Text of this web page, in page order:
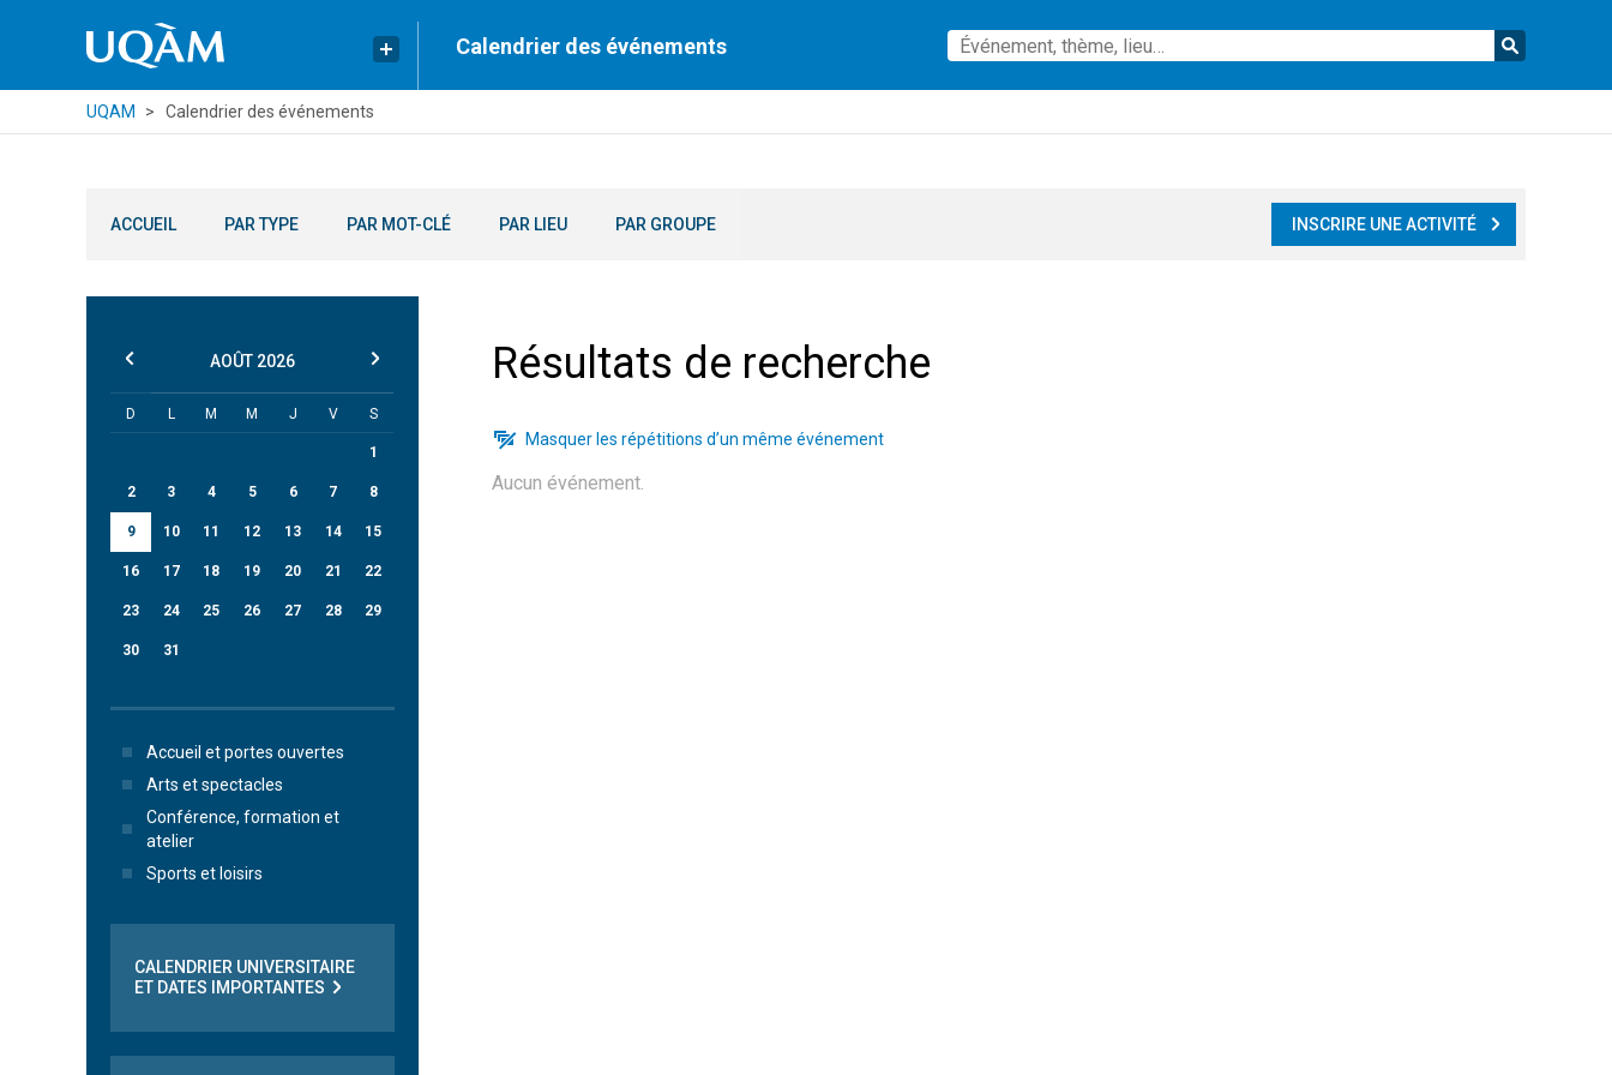
Calendrier des événements
UQAM Calendrier des événements
ACCUEIL PAR TYPE PAR MOT-CLÉ PAR LIEU PAR GROUPE INSCRIRE UNE ACTIVITÉ
Résultats de recherche
Masquer les répétitions d’un même événement
Aucun événement.
AOÛT 2026
D L M M J V S
1
2 3 4 5 6 7 8
9 10 11 12 13 14 15
16 17 18 19 20 21 22
23 24 25 26 27 28 29
30 31
Accueil et portes ouvertes
Arts et spectacles
Conférence, formation et
atelier
Sports et loisirs
CALENDRIER UNIVERSITAIRE
ET DATES IMPORTANTES